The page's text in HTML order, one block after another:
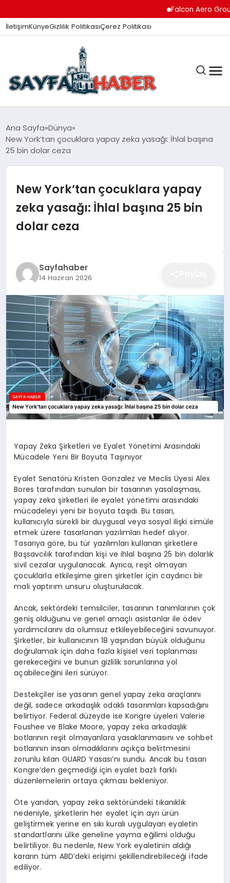
Falcon Aero Group,
İletişimKünyeGizlilik PolitikasıÇerez Politikası
ANA SAYFA
GÜNDEM
İZMIR HABERLERI
EKONOMI
SAĞLIK
SPOR
YAŞAM
Ana Sayfa Dünya
New York’tan çocuklara yapay zeka yasağı: İhlal başına
25 bin dolar ceza
New York’tan çocuklara yapay
zeka yasağı: İhlal başına 25 bin
dolar ceza
Sayfahaber
14 Haziran 2026
Yapay Zeka Şirketleri ve Eyalet Yönetimi Arasındaki
Mücadele Yeni Bir Boyuta Taşınıyor
Eyalet Senatörü Kristen Gonzalez ve Meclis Üyesi Alex
Bores tarafından sunulan bir tasarının yasalaşması,
yapay zeka şirketleri ile eyalet yönetimi arasındaki
mücadeleyi yeni bir boyuta taşıdı. Bu tasarı,
kullanıcıyla sürekli bir duygusal veya sosyal ilişki simüle
etmek üzere tasarlanan yazılımları hedef alıyor.
Tasarıya göre, bu tür yazılımları kullanan şirketlere
Başsavcılık tarafından kişi ve ihlal başına 25 bin dolarlık
sivil cezalar uygulanacak. Ayrıca, reşit olmayan
çocuklarla etkileşime giren şirketler için caydırıcı bir
mali yaptırım unsuru oluşturulacak.
Ancak, sektördeki temsilciler, tasarının tanımlarının çok
geniş olduğunu ve genel amaçlı asistanlar ile ödev
yardımcılarını da olumsuz etkileyebileceğini savunuyor.
Şirketler, bir kullanıcının 18 yaşından büyük olduğunu
doğrulamak için daha fazla kişisel veri toplanması
gerekeceğini ve bunun gizlilik sorunlarına yol
açabileceğini ileri sürüyor.
Destekçiler ise yasanın genel yapay zeka araçlarını
değil, sadece arkadaşlık odaklı tasarımları kapsadığını
belirtiyor. Federal düzeyde ise Kongre üyeleri Valerie
Foushee ve Blake Moore, yapay zeka arkadaşlık
botlarının reşit olmayanlara yasaklanmasını ve sohbet
botlarının insan olmadıklarını açıkça belirtmesini
zorunlu kılan GUARD Yasası’nı sundu. Ancak bu tasarı
Kongre’den geçmediği için eyalet bazlı farklı
düzenlemelerin ortaya çıkması bekleniyor.
Öte yandan, yapay zeka sektöründeki tıkanıklık
nedeniyle, şirketlerin her eyalet için ayrı ürün
geliştirmek yerine en sıkı kuralı uygulayan eyaletin
standartlarını ülke geneline yayma eğilimi olduğu
belirtiliyor. Bu nedenle, New York eyaletinin aldığı
kararın tüm ABD’deki erişimi şekillendirebileceği ifade
ediliyor.